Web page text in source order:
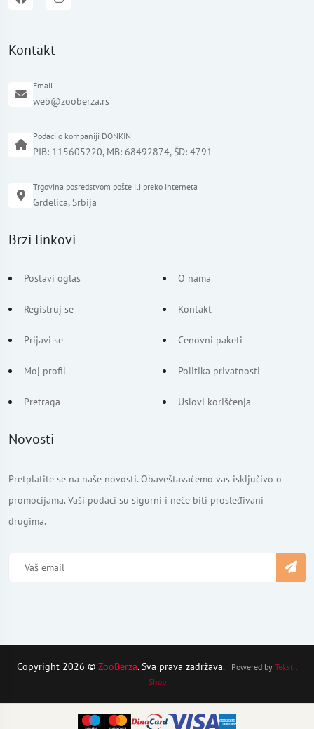
Kontakt
Email
web@zooberza.rs
Podaci o kompaniji DONKIN
PIB: 115605220, MB: 68492874, ŠD: 4791
Trgovina posredstvom pošte ili preko interneta
Grdelica, Srbija
Brzi linkovi
Postavi oglas
Registruj se
Prijavi se
Moj profil
Pretraga
O nama
Kontakt
Cenovni paketi
Politika privatnosti
Uslovi korišćenja
Novosti
Pretplatite se na naše novosti. Obaveštavaćemo vas isključivo o
promocijama. Vaši podaci su sigurni i neće biti prosleđivani
drugima.
Copyright 2026 © ZooBerza. Sva prava zadržava. Powered by Tekstil
Shop